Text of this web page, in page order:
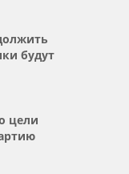
будут
цели